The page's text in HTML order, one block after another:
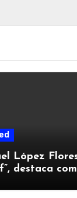
López
destaca